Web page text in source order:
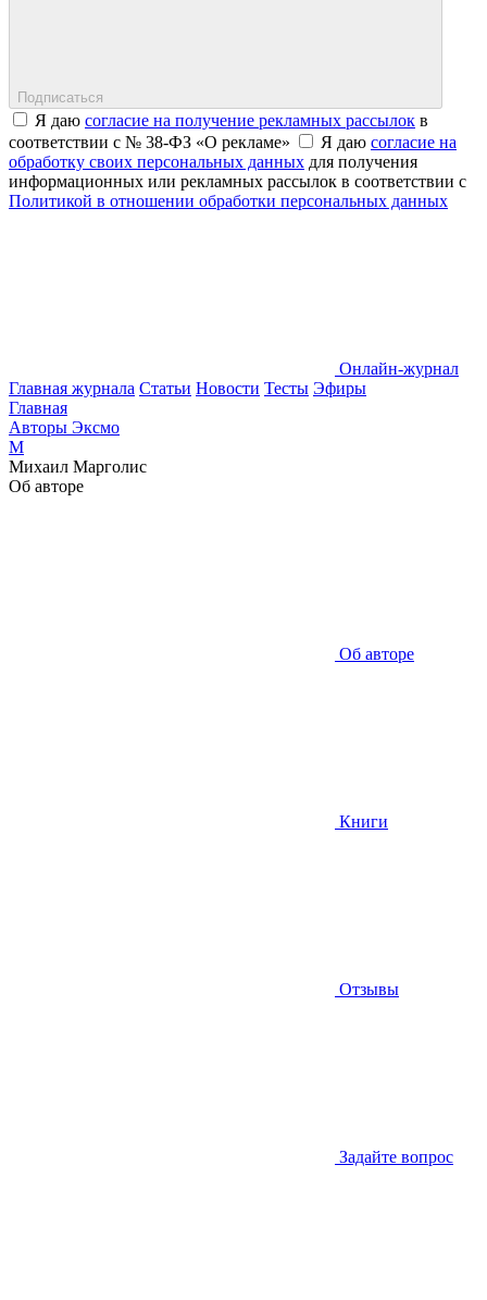
Подписаться
Я даю согласие на получение рекламных рассылок в
соответствии с № 38-ФЗ «О рекламе»
Я даю согласие на
обработку своих персональных данных для получения
информационных или рекламных рассылок в соответствии с
Политикой в отношении обработки персональных данных
Онлайн-журнал
Главная журнала Статьи Новости Тесты Эфиры
Главная
Авторы Эксмо
М
Михаил Марголис
Об авторе
Об авторе
Книги
Отзывы
Задайте вопрос